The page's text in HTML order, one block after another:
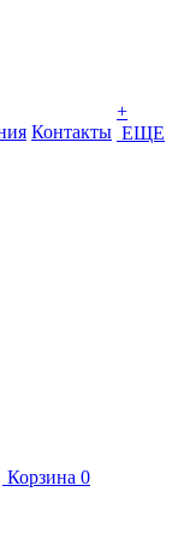
Контакты
+
ЕЩЕ
Корзина 0